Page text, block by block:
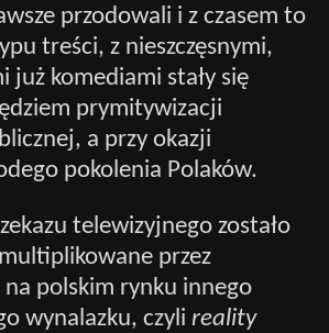
przodowali i z czasem to
treści, z nieszczęsnymi,
już komediami stały się
prymitywizacji
a przy okazji
pokolenia Polaków.
telewizyjnego zostało
przez
polskim rynku innego
wynalazku, czyli reality